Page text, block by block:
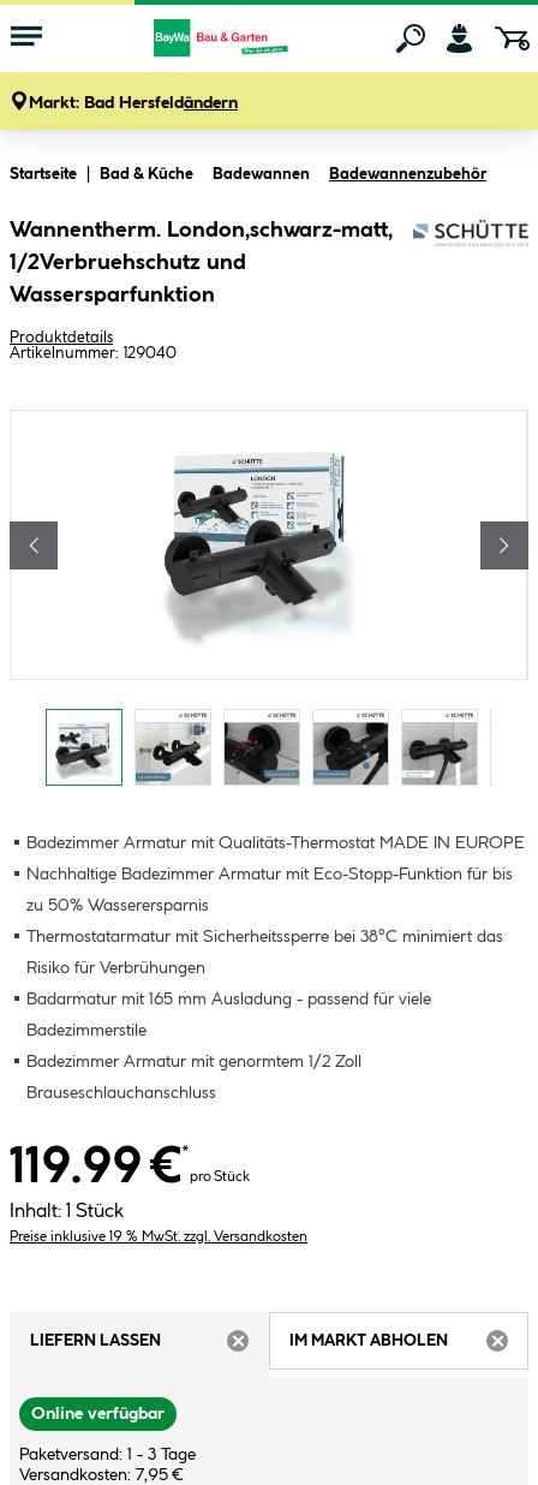
Markt: Bad Hersfeldändern
Startseite Bad & Küche Badewannen Badewannenzubehör
Wannentherm. London,schwarz-matt,
1/2Verbruehschutz und
Wassersparfunktion
Produktdetails
Artikelnummer: 129040
Badezimmer Armatur mit Qualitäts-Thermostat MADE IN EUROPE
Nachhaltige Badezimmer Armatur mit Eco-Stopp-Funktion für bis
zu 50% Wasserersparnis
Thermostatarmatur mit Sicherheitssperre bei 38°C minimiert das
Risiko für Verbrühungen
Badarmatur mit 165 mm Ausladung - passend für viele
Badezimmerstile
Badezimmer Armatur mit genormtem 1/2 Zoll
Brauseschlauchanschluss
119.99 €*
pro Stück
Inhalt: 1 Stück
Preise inklusive 19 % MwSt. zzgl. Versandkosten
LIEFERN LASSEN
IM MARKT ABHOLEN
Online verfügbar
Paketversand: 1 - 3 Tage
Versandkosten: 7,95 €